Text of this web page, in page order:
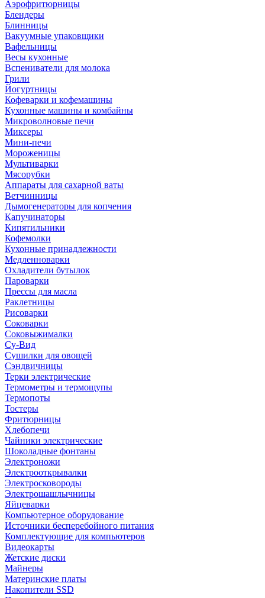
Аэрофритюрницы
Блендеры
Блинницы
Вакуумные упаковщики
Вафельницы
Весы кухонные
Вспениватели для молока
Грили
Йогуртницы
Кофеварки и кофемашины
Кухонные машины и комбайны
Микроволновые печи
Миксеры
Мини-печи
Мороженицы
Мультиварки
Мясорубки
Аппараты для сахарной ваты
Ветчинницы
Дымогенераторы для копчения
Капучинаторы
Кипятильники
Кофемолки
Кухонные принадлежности
Медленноварки
Охладители бутылок
Пароварки
Прессы для масла
Раклетницы
Рисоварки
Соковарки
Соковыжималки
Су-Вид
Сушилки для овощей
Сэндвичницы
Терки электрические
Термометры и термощупы
Термопоты
Тостеры
Фритюрницы
Хлебопечи
Чайники электрические
Шоколадные фонтаны
Электроножи
Электрооткрывалки
Электросковороды
Электрошашлычницы
Яйцеварки
Компьютерное оборудование
Источники бесперебойного питания
Комплектующие для компьютеров
Видеокарты
Жетские диски
Майнеры
Материнские платы
Накопители SSD